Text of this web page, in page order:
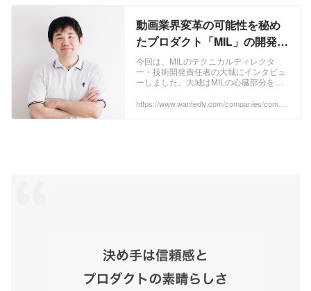
動画業界変革の可能性を秘め
たプロダクト「MIL」の開発責
任者に、これまでのキャリア
などを聞いてみた | MIL株式会
社
今回は、MILのテクニカルディレクタ
ー・技術開発責任者の大城にインタビュ
ーしました。大城はMILの心臓部分を作
ちなみにMILの第一号社員です！ インタ
https://www.wantedly.com/companies/compa